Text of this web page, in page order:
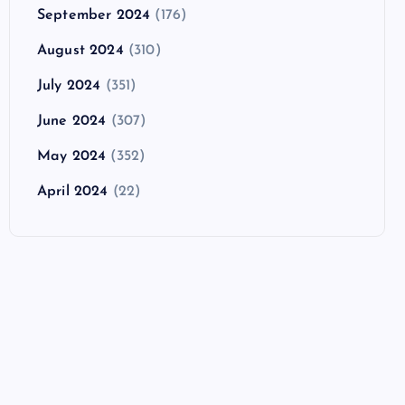
September 2024 (176)
August 2024 (310)
July 2024 (351)
June 2024 (307)
May 2024 (352)
April 2024 (22)